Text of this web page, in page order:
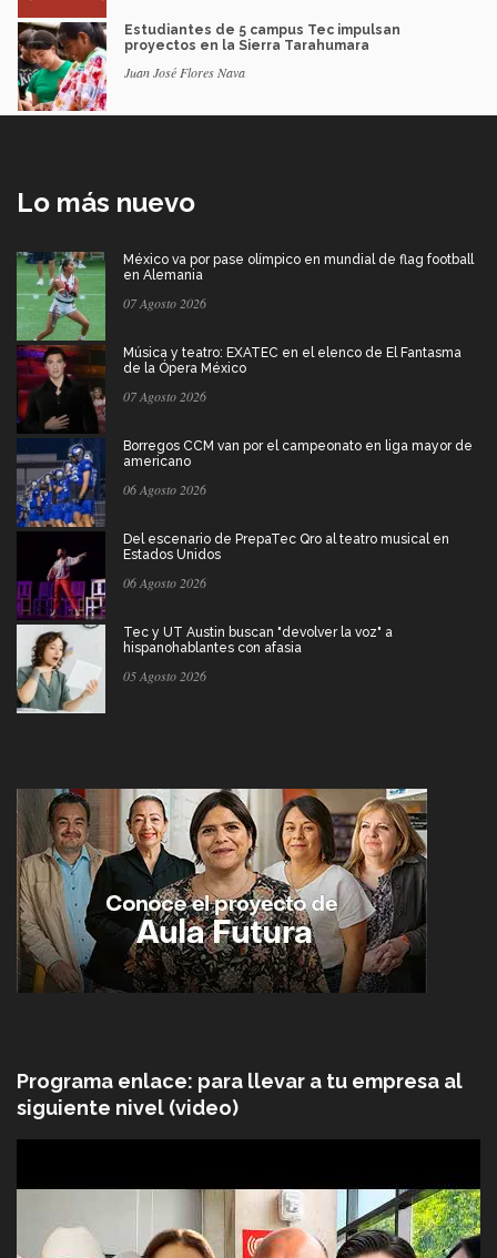
Estudiantes de 5 campus Tec impulsan
proyectos en la Sierra Tarahumara
Juan José Flores Nava
Lo más nuevo
México va por pase olímpico en mundial de flag football
en Alemania
07 Agosto 2026
Música y teatro: EXATEC en el elenco de El Fantasma
de la Ópera México
07 Agosto 2026
Borregos CCM van por el campeonato en liga mayor de
americano
06 Agosto 2026
Del escenario de PrepaTec Qro al teatro musical en
Estados Unidos
06 Agosto 2026
Tec y UT Austin buscan "devolver la voz" a
hispanohablantes con afasia
05 Agosto 2026
Programa enlace: para llevar a tu empresa al
siguiente nivel (video)